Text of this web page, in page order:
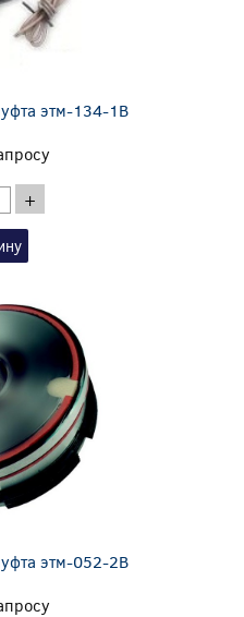
этм-134-1В
+
этм-052-2В